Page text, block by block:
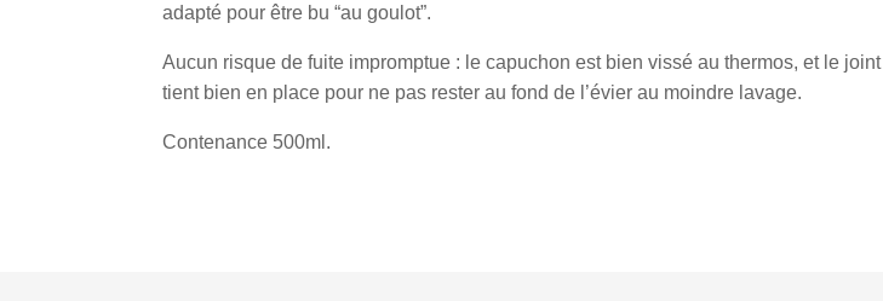
adapté pour être bu “au goulot”.
Aucun risque de fuite impromptue : le capuchon est bien vissé au thermos, et le joint
tient bien en place pour ne pas rester au fond de l’évier au moindre lavage.
Contenance 500ml.